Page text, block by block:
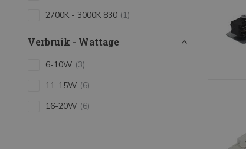
2700K - 3000K 830 (1)
Verbruik - Wattage
6-10W (3)
11-15W (6)
16-20W (6)